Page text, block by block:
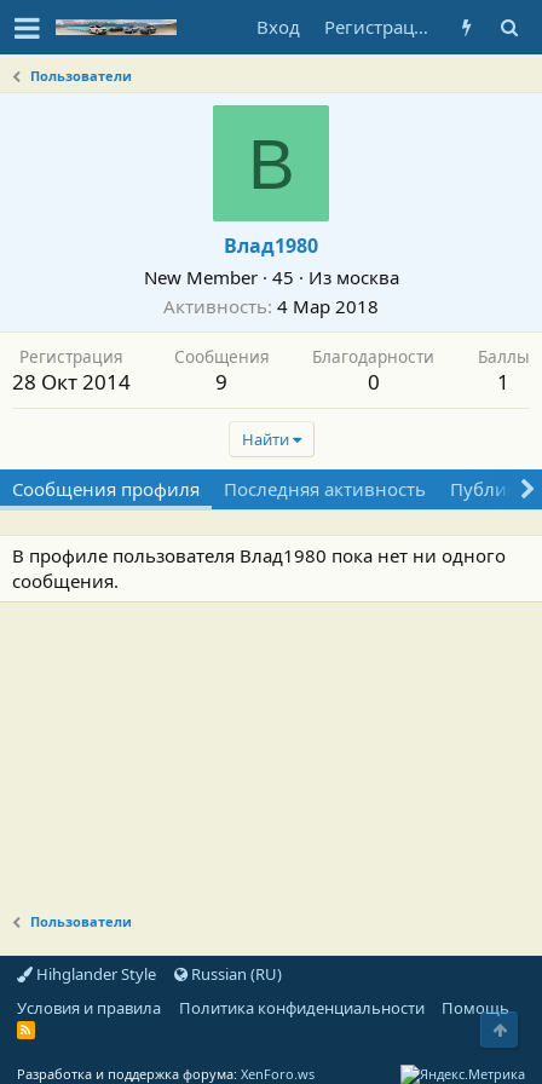
Вход Регистрация
Пользователи
В
Влад1980
New Member · 45 · Из москва
Активность 4 Мар 2018
Регистрация
28 Окт 2014
Сообщения
9
Благодарности
0
Баллы
1
Найти
Сообщения профиля Последняя активность
В профиле пользователя Влад1980 пока нет ни одного
сообщения.
Пользователи
Hihglander Style
Russian (RU)
Условия и правила
Политика конфиденциальности Помощь
R
Разработка и поддержка форума: XenForo.ws